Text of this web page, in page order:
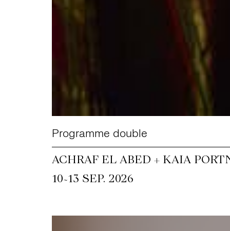
Programme double
ACHRAF EL ABED + KAIA
10~13 SEP. 2026